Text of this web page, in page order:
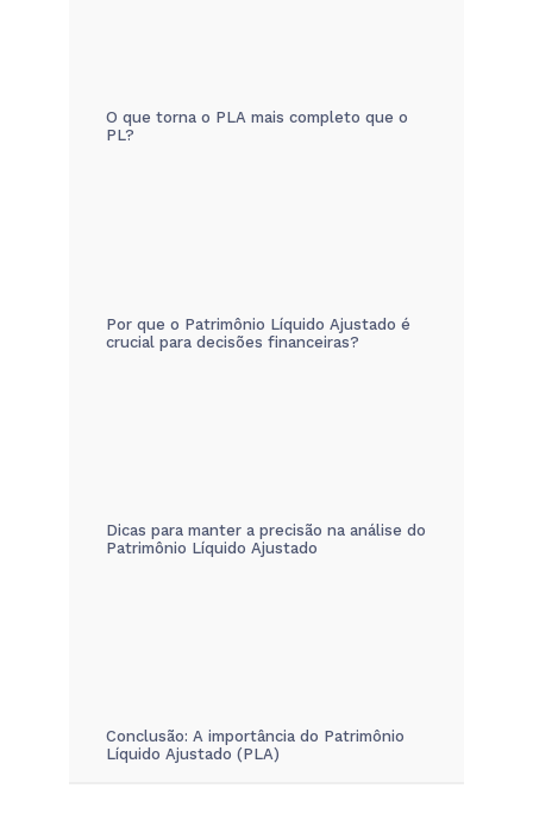
O que torna o PLA mais completo que o
PL?
Por que o Patrimônio Líquido Ajustado é
crucial para decisões financeiras?
Dicas para manter a precisão na análise do
Patrimônio Líquido Ajustado
Conclusão: A importância do Patrimônio
Líquido Ajustado (PLA)